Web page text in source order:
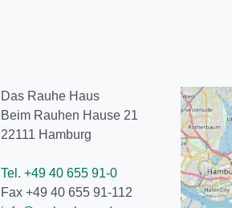
Das Rauhe Haus
Beim Rauhen Hause 21
22111 Hamburg
Tel. +49 40 655 91-0
Fax +49 40 655 91-112